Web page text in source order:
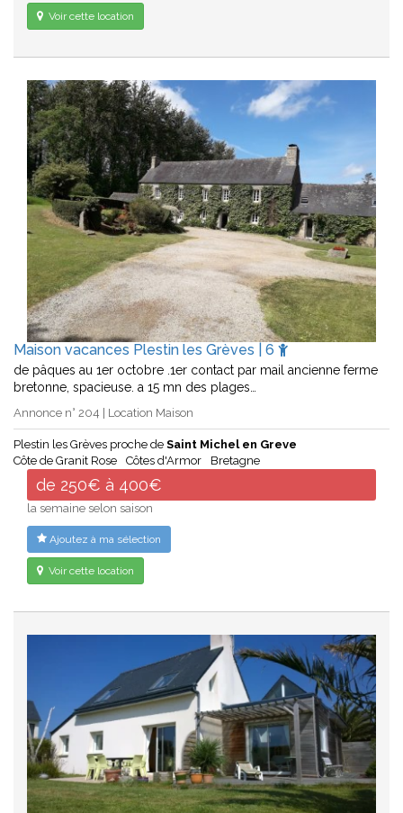
Voir cette location
Maison vacances Plestin les Grèves | 6
de pâques au 1er octobre .1er contact par mail ancienne ferme
bretonne, spacieuse. a 15 mn des plages…
Annonce n° 204 | Location Maison
Plestin les Grèves proche de Saint Michel en Greve
Côte de Granit Rose
Côtes d'Armor Bretagne
de 250€ à 400€
la semaine selon saison
Ajoutez à ma sélection
Voir cette location